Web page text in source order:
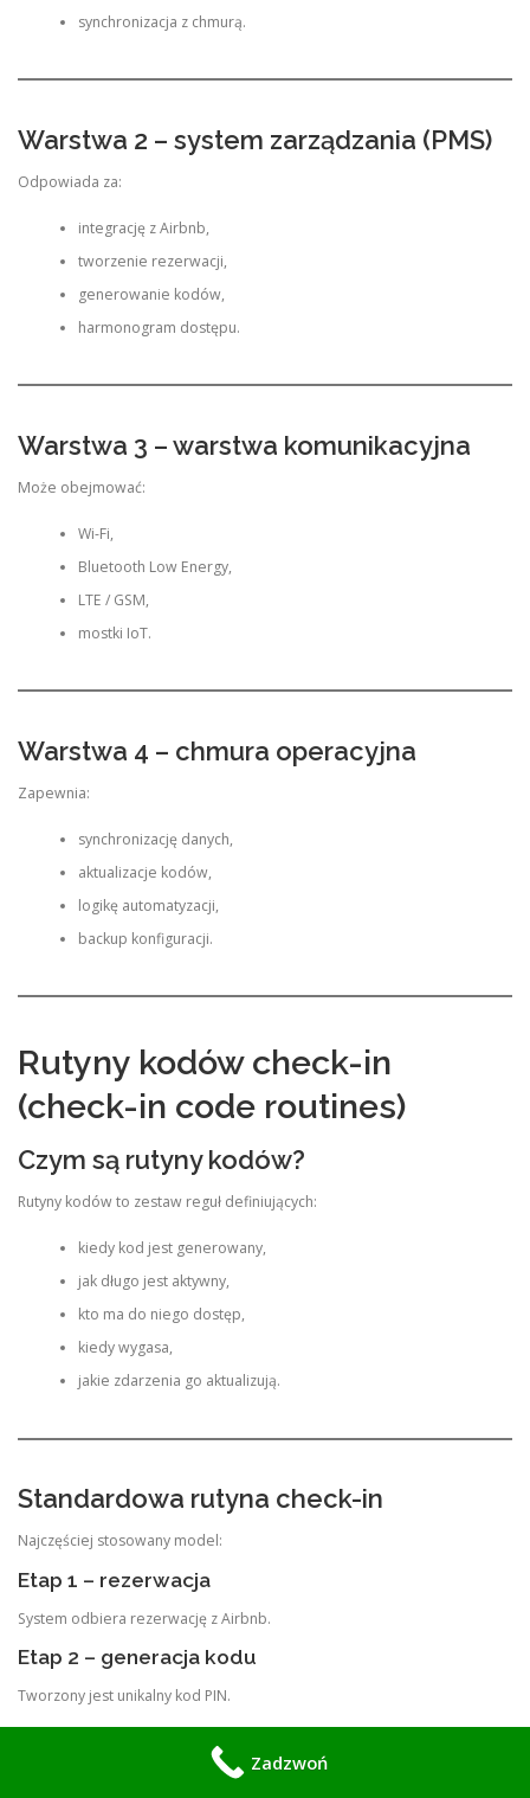
synchronizacja z chmurą.
Warstwa 2 – system zarządzania (PMS)
Odpowiada za:
integrację z Airbnb,
tworzenie rezerwacji,
generowanie kodów,
harmonogram dostępu.
Warstwa 3 – warstwa komunikacyjna
Może obejmować:
Wi-Fi,
Bluetooth Low Energy,
LTE / GSM,
mostki IoT.
Warstwa 4 – chmura operacyjna
Zapewnia:
synchronizację danych,
aktualizacje kodów,
logikę automatyzacji,
backup konfiguracji.
Rutyny kodów check-in
(check-in code routines)
Czym są rutyny kodów?
Rutyny kodów to zestaw reguł definiujących:
kiedy kod jest generowany,
jak długo jest aktywny,
kto ma do niego dostęp,
kiedy wygasa,
jakie zdarzenia go aktualizują.
Standardowa rutyna check-in
Najczęściej stosowany model:
Etap 1 – rezerwacja
System odbiera rezerwację z Airbnb.
Etap 2 – generacja kodu
Tworzony jest unikalny kod PIN.
Etap 3 – aktywacja czasowa
Zadzwoń